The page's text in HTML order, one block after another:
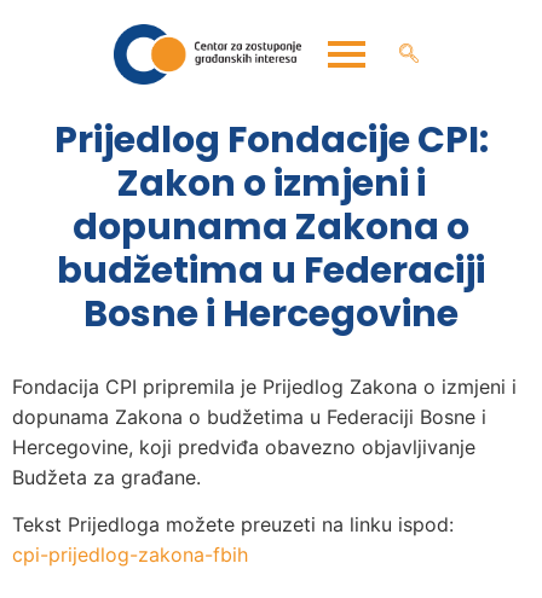
Prijedlog Fondacije CPI:
Zakon o izmjeni i
dopunama Zakona o
budžetima u Federaciji
Bosne i Hercegovine
Fondacija CPI pripremila je Prijedlog Zakona o izmjeni i
dopunama Zakona o budžetima u Federaciji Bosne i
Hercegovine, koji predviđa obavezno objavljivanje
Budžeta za građane.
Tekst Prijedloga možete preuzeti na linku ispod:
cpi-prijedlog-zakona-fbih